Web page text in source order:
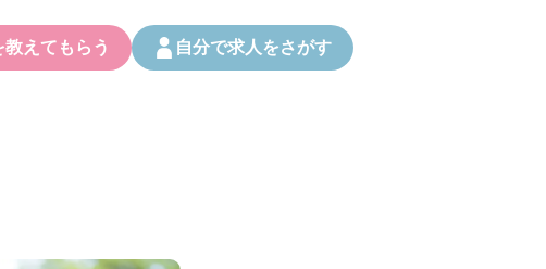
教えてもらう 自分で求人をさがす